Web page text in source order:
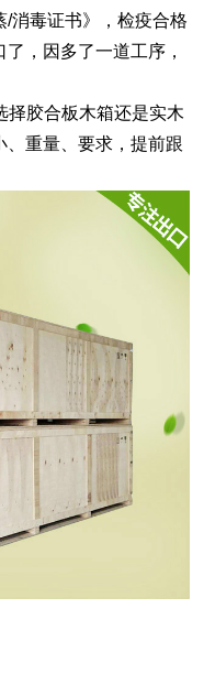
/消毒证书》，检疫合格
，因多了一道工序，
择胶合板木箱还是实木
、重量、要求，提前跟